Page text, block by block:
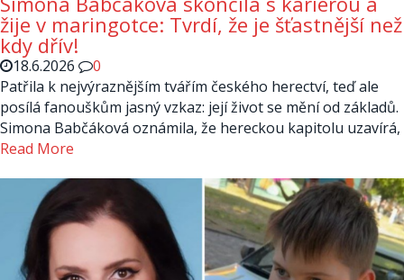
žije v maringotce: Tvrdí, že je šťastnější než
kdy dřív!
18.6.2026
0
Patřila k nejvýraznějším tvářím českého herectví, teď ale
posílá fanouškům jasný vzkaz: její život se mění od základů.
Simona Babčáková oznámila, že hereckou kapitolu uzavírá,
Read More